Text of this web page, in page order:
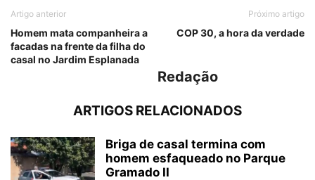
Artigo anterior
Homem mata companheira a
facadas na frente da filha do
casal no Jardim Esplanada
Próximo artigo
COP 30, a hora da verdade
Redação
ARTIGOS RELACIONADOS
Briga de casal termina com
homem esfaqueado no Parque
Gramado II